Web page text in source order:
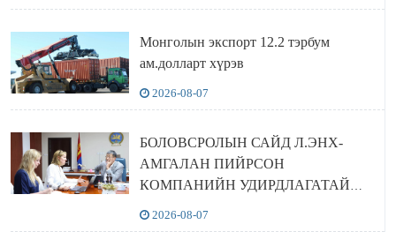
Монголын экспорт 12.2 тэрбум
ам.долларт хүрэв
2026-08-07
БОЛОВСРОЛЫН САЙД Л.ЭНХ-
АМГАЛАН ПИЙРСОН
КОМПАНИЙН УДИРДЛАГАТАЙ
2026-08-07